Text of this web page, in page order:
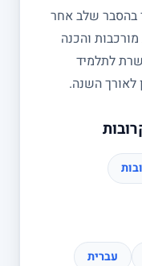
בהסבר שלב אחר
והכנה
לתלמיד
לאורך השנה.
עברית